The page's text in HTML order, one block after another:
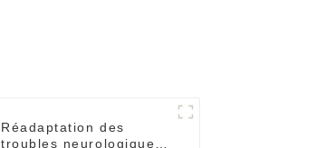
Réadaptation des
troubles neurologiques